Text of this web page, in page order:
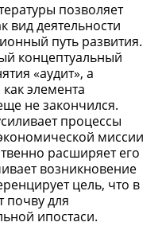
позволяет
вид деятельности
путь развития.
концептуальный
«аудит», а
элемента
не закончился.
процессы
миссии
расширяет его
возникновение
цель, что в
почву для
ипостаси.